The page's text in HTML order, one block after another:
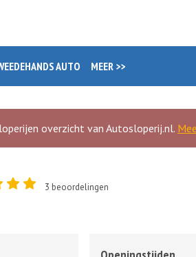
AUTO MEER >>
overzicht van Autosloperij.nl.
3 beoordelingen